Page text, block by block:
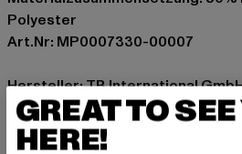
Polyester
Art.Nr: MP0007330-00007
Hersteller: TB International
Dr.-Robert-Murjahn-Straße 7 |
DE
GREAT TO
HERE!